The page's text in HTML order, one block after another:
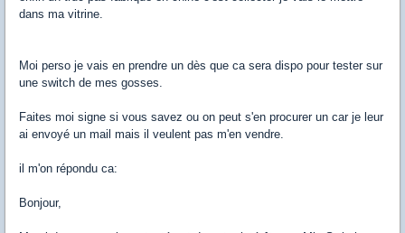
dans ma vitrine.
Moi perso je vais en prendre un dès que ca sera dispo pour tester sur
une switch de mes gosses.
Faites moi signe si vous savez ou on peut s'en procurer un car je leur
ai envoyé un mail mais il veulent pas m'en vendre.
il m'on répondu ca:
Bonjour,